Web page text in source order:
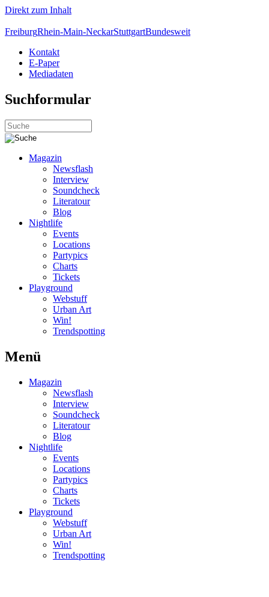
Direkt zum Inhalt
FreiburgRhein-Main-NeckarStuttgartBundesweit
Kontakt
E-Paper
Mediadaten
Suchformular
Magazin
Newsflash
Interview
Soundcheck
Literatour
Blog
Nightlife
Events
Locations
Partypics
Charts
Tickets
Playground
Webstuff
Urban Art
Win!
Trendspotting
Menü
Magazin
Newsflash
Interview
Soundcheck
Literatour
Blog
Nightlife
Events
Locations
Partypics
Charts
Tickets
Playground
Webstuff
Urban Art
Win!
Trendspotting